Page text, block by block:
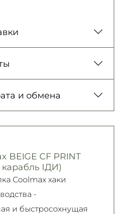
день. Наложенный
заказов от 500 грн.
Картой онлайн, Google
и обмена
возврата и обмена
BEIGE CF PRINT
ІДИ)
Coolmax хаки
-
и быстросохнущая